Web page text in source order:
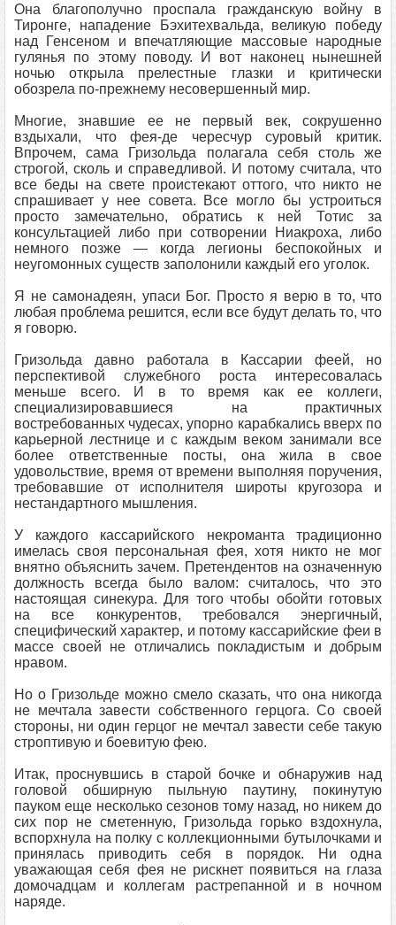
Она благополучно проспала гражданскую войну в
Тиронге, нападение Бэхитехвальда, великую победу
над Генсеном и впечатляющие массовые народные
гулянья по этому поводу. И вот наконец нынешней
ночью открыла прелестные глазки и критически
обозрела по-прежнему несовершенный мир.
Многие, знавшие ее не первый век, сокрушенно
вздыхали, что фея-де чересчур суровый критик.
Впрочем, сама Гризольда полагала себя столь же
строгой, сколь и справедливой. И потому считала, что
все беды на свете проистекают оттого, что никто не
спрашивает у нее совета. Все могло бы устроиться
просто замечательно, обратись к ней Тотис за
консультацией либо при сотворении Ниакроха, либо
немного позже — когда легионы беспокойных и
неугомонных существ заполонили каждый его уголок.
Я не самонадеян, упаси Бог. Просто я верю в то, что
любая проблема решится, если все будут делать то, что
я говорю.
Гризольда давно работала в Кассарии феей, но
перспективой служебного роста интересовалась
меньше всего. И в то время как ее коллеги,
специализировавшиеся на практичных
востребованных чудесах, упорно карабкались вверх по
карьерной лестнице и с каждым веком занимали все
более ответственные посты, она жила в свое
удовольствие, время от времени выполняя поручения,
требовавшие от исполнителя широты кругозора и
нестандартного мышления.
У каждого кассарийского некроманта традиционно
имелась своя персональная фея, хотя никто не мог
внятно объяснить зачем. Претендентов на означенную
должность всегда было валом: считалось, что это
настоящая синекура. Для того чтобы обойти готовых
на все конкурентов, требовался энергичный,
специфический характер, и потому кассарийские феи в
массе своей не отличались покладистым и добрым
нравом.
Но о Гризольде можно смело сказать, что она никогда
не мечтала завести собственного герцога. Со своей
стороны, ни один герцог не мечтал завести себе такую
строптивую и боевитую фею.
Итак, проснувшись в старой бочке и обнаружив над
головой обширную пыльную паутину, покинутую
пауком еще несколько сезонов тому назад, но никем до
сих пор не сметенную, Гризольда горько вздохнула,
вспорхнула на полку с коллекционными бутылочками и
принялась приводить себя в порядок. Ни одна
уважающая себя фея не рискнет появиться на глаза
домочадцам и коллегам растрепанной и в ночном
наряде.